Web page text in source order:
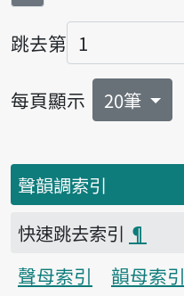
跳去第
頁碼
每頁顯示 20筆
聲韻調索引
快速跳去索引 ¶
聲母索引
韻母索引